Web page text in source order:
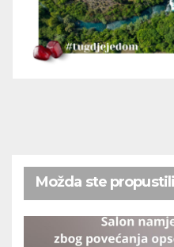
Možda ste propustili